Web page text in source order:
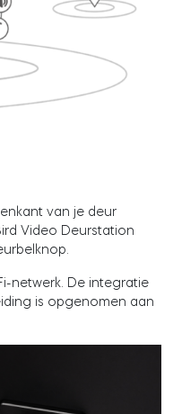
van je deur
Video Deurstation
netwerk. De integratie
is opgenomen aan